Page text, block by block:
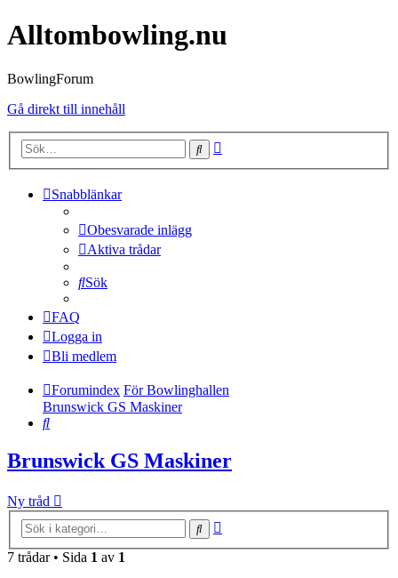
Alltombowling.nu
BowlingForum
Gå direkt till innehåll
Sök
Snabblänkar
Obesvarade inlägg
Aktiva trådar
Sök
FAQ
Logga in
Bli medlem
Forumindex För Bowlinghallen
Brunswick GS Maskiner
Sök
Brunswick GS Maskiner
Ny tråd
Sök
7 trådar • Sida 1 av 1